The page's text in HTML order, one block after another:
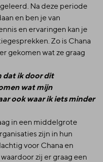
Na deze periode
en ben je van
en ervaringen kan je
Zo is Chana
gekomen wat ze graag
dat ik door dit
wat mijn
ook waar ik iets minder
in een middelgrote
zijn in hun
voor Chana en
zij er graag een